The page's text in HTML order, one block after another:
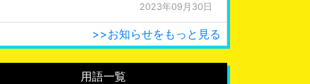
2023年09月30日
>>お知らせをもっと見る
用語一覧